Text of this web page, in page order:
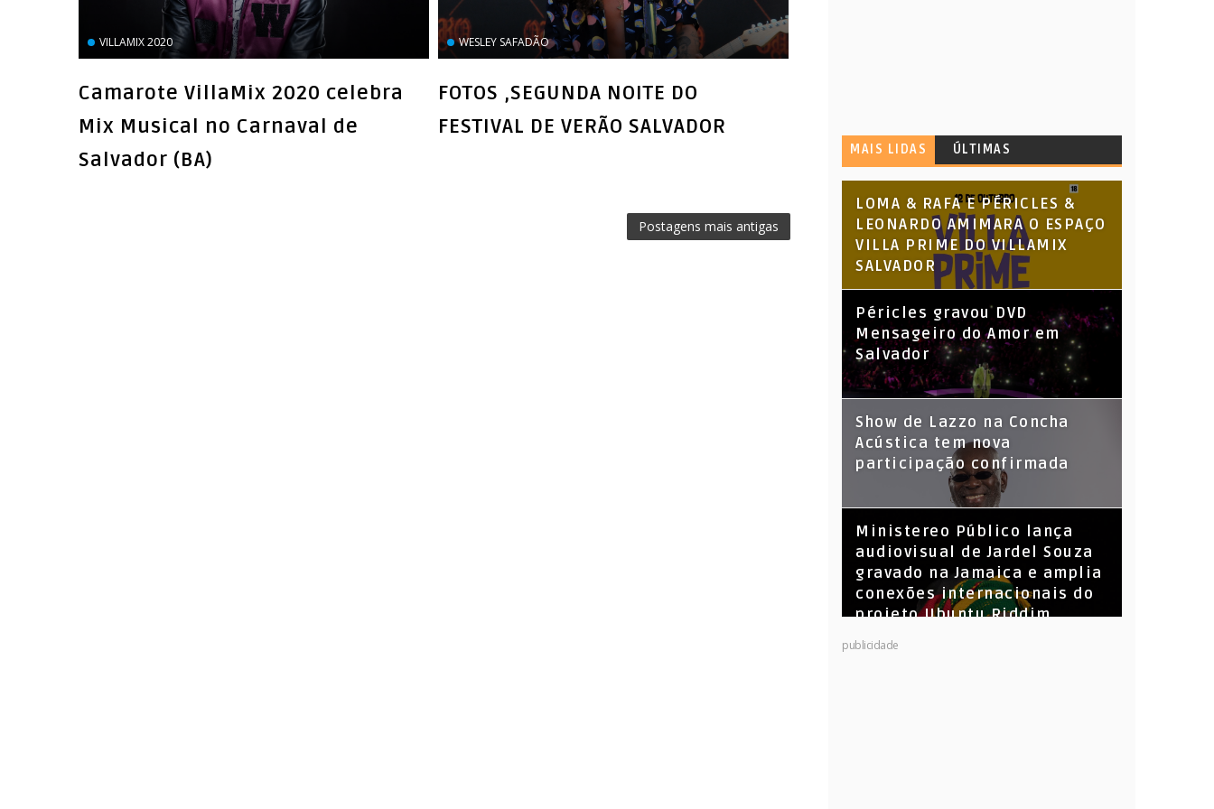
VILLAMIX 2020
Camarote VillaMix 2020 celebra
Mix Musical no Carnaval de
Salvador (BA)
WESLEY SAFADÃO
FOTOS ,SEGUNDA NOITE DO
FESTIVAL DE VERÃO SALVADOR
Postagens mais antigas
MAIS LIDAS ÚLTIMAS
LOMA & RAFA E PÉRICLES &
LEONARDO AMIMARA O ESPAÇO
VILLA PRIME DO VILLAMIX
SALVADOR
Péricles gravou DVD
Mensageiro do Amor em
Salvador
Show de Lazzo na Concha
Acústica tem nova
participação confirmada
​Ministereo Público lança
audiovisual de Jardel Souza
gravado na Jamaica e amplia
conexões internacionais do
projeto Ubuntu Riddim
KL Jay (Racionais MC’s), DJ
publicidade